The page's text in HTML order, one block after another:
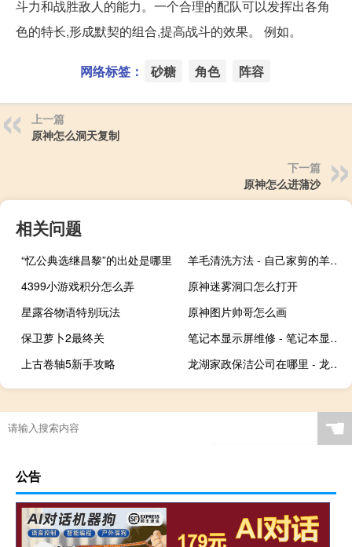
斗力和战胜敌人的能力。一个合理的配队可以发挥出各角
色的特长,形成默契的组合,提高战斗的效果。 例如。
网络标签： 砂糖 角色 阵容
上一篇
原神怎么洞天复制
下一篇
原神怎么进蒲沙
相关问题
“忆公典选继昌黎”的出处是哪里
羊毛清洗方法 - 自己家剪的羊毛怎么清洗
4399小游戏积分怎么弄
原神迷雾洞口怎么打开
星露谷物语特别玩法
原神图片帅哥怎么画
保卫萝卜2最终关
笔记本显示屏维修 - 笔记本显示器坏了怎么维修
上古卷轴5新手攻略
龙湖家政保洁公司在哪里 - 龙湖镇家政保洁
☚
公告